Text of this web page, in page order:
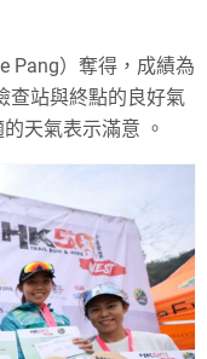
Pang）奪得，成績為
查站與終點的良好氣
天氣表示滿意 。